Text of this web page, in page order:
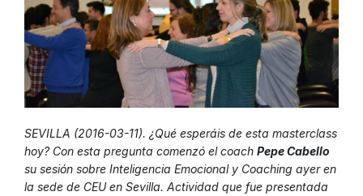
SEVILLA (2016-03-11). ¿Qué esperáis de esta masterclass
hoy? Con esta pregunta comenzó el coach Pepe Cabello
su sesión sobre Inteligencia Emocional y Coaching ayer en
la sede de CEU en Sevilla. Actividad que fue presentada